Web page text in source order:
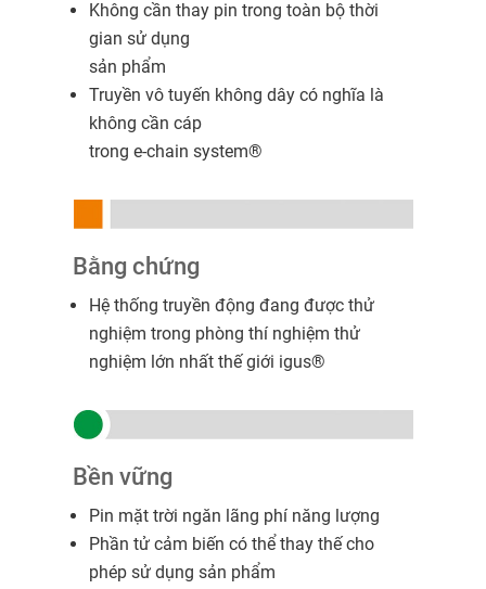
Không cần thay pin trong toàn bộ thời
gian sử dụng
sản phẩm
Truyền vô tuyến không dây có nghĩa là
không cần cáp
trong e-chain system®
Bằng chứng
Hệ thống truyền động đang được thử
nghiệm trong phòng thí nghiệm thử
nghiệm lớn nhất thế giới igus®
Bền vững
Pin mặt trời ngăn lãng phí năng lượng
Phần tử cảm biến có thể thay thế cho
phép sử dụng sản phẩm